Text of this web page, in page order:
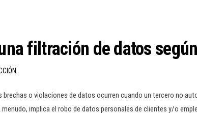
filtración de datos
o violaciones de datos ocurren cuando un tercero no
implica el robo de datos personales de clientes y/o